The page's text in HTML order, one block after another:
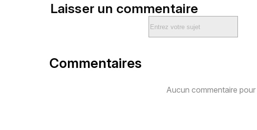
Laisser un commentaire
Commentaires
Aucun commentaire pour